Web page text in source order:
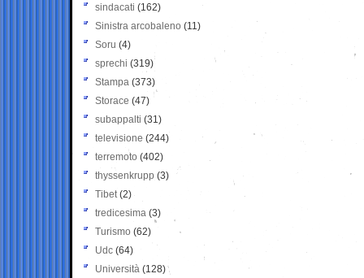
sindacati (162)
Sinistra arcobaleno (11)
Soru (4)
sprechi (319)
Stampa (373)
Storace (47)
subappalti (31)
televisione(244)
terremoto (402)
thyssenkrupp (3)
Tibet(2)
tredicesima (3)
Turismo (62)
Udc (64)
Università (128)